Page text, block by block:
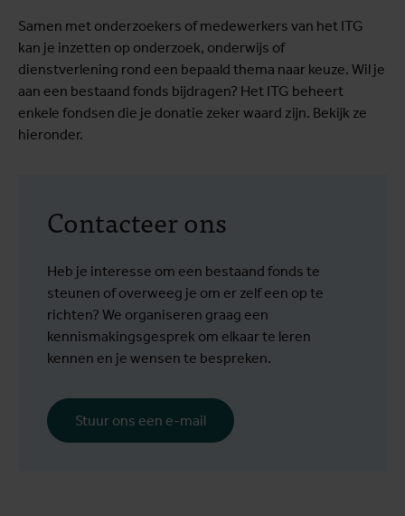
Samen met onderzoekers of medewerkers van het ITG
kan je inzetten op onderzoek, onderwijs of
dienstverlening rond een bepaald thema naar keuze. Wil je
aan een bestaand fonds bijdragen? Het ITG beheert
enkele fondsen die je donatie zeker waard zijn. Bekijk ze
hieronder.
Contacteer ons
Heb je interesse om een bestaand fonds te
steunen of overweeg je om er zelf een op te
richten? We organiseren graag een
kennismakingsgesprek om elkaar te leren
kennen en je wensen te bespreken.
Stuur ons een e-mail